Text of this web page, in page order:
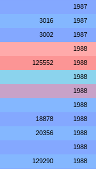
1987
3016 1987
3002 1987
1988
125552 1988
1988
1988
1988
18878 1988
20356 1988
1988
129290 1988